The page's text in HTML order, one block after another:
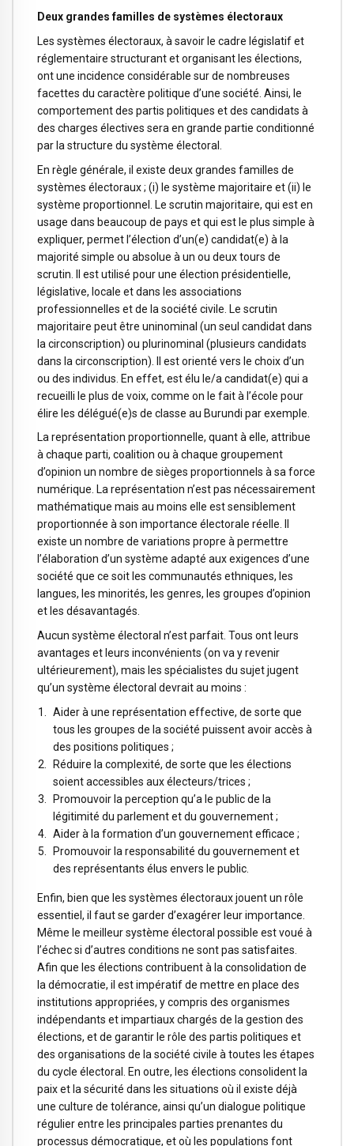
Deux grandes familles de systèmes électoraux
Les systèmes électoraux, à savoir le cadre législatif et
réglementaire structurant et organisant les élections,
ont une incidence considérable sur de nombreuses
facettes du caractère politique d’une société. Ainsi, le
comportement des partis politiques et des candidats à
des charges électives sera en grande partie conditionné
par la structure du système électoral.
En règle générale, il existe deux grandes familles de
systèmes électoraux ; (i) le système majoritaire et (ii) le
système proportionnel. Le scrutin majoritaire, qui est en
usage dans beaucoup de pays et qui est le plus simple à
expliquer, permet l’élection d’un(e) candidat(e) à la
majorité simple ou absolue à un ou deux tours de
scrutin. Il est utilisé pour une élection présidentielle,
législative, locale et dans les associations
professionnelles et de la société civile. Le scrutin
majoritaire peut être uninominal (un seul candidat dans
la circonscription) ou plurinominal (plusieurs candidats
dans la circonscription). Il est orienté vers le choix d’un
ou des individus. En effet, est élu le/a candidat(e) qui a
recueilli le plus de voix, comme on le fait à l’école pour
élire les délégué(e)s de classe au Burundi par exemple.
La représentation proportionnelle, quant à elle, attribue
à chaque parti, coalition ou à chaque groupement
d’opinion un nombre de sièges proportionnels à sa force
numérique. La représentation n’est pas nécessairement
mathématique mais au moins elle est sensiblement
proportionnée à son importance électorale réelle. Il
existe un nombre de variations propre à permettre
l’élaboration d’un système adapté aux exigences d’une
société que ce soit les communautés ethniques, les
langues, les minorités, les genres, les groupes d’opinion
et les désavantagés.
Aucun système électoral n’est parfait. Tous ont leurs
avantages et leurs inconvénients (on va y revenir
ultérieurement), mais les spécialistes du sujet jugent
qu’un système électoral devrait au moins :
Aider à une représentation effective, de sorte que
tous les groupes de la société puissent avoir accès à
des positions politiques ;
Réduire la complexité, de sorte que les élections
soient accessibles aux électeurs/trices ;
Promouvoir la perception qu’a le public de la
légitimité du parlement et du gouvernement ;
Aider à la formation d’un gouvernement efficace ;
Promouvoir la responsabilité du gouvernement et
des représentants élus envers le public.
Enfin, bien que les systèmes électoraux jouent un rôle
essentiel, il faut se garder d’exagérer leur importance.
Même le meilleur système électoral possible est voué à
l’échec si d’autres conditions ne sont pas satisfaites.
Afin que les élections contribuent à la consolidation de
la démocratie, il est impératif de mettre en place des
institutions appropriées, y compris des organismes
indépendants et impartiaux chargés de la gestion des
élections, et de garantir le rôle des partis politiques et
des organisations de la société civile à toutes les étapes
du cycle électoral. En outre, les élections consolident la
paix et la sécurité dans les situations où il existe déjà
une culture de tolérance, ainsi qu’un dialogue politique
régulier entre les principales parties prenantes du
processus démocratique, et où les populations font